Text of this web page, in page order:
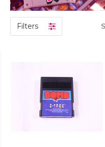
Filters